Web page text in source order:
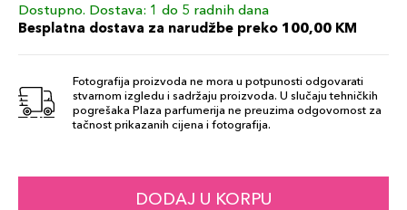
Dostupno. Dostava: 1 do 5 radnih dana
Besplatna dostava za narudžbe preko 100,00 KM
Fotografija proizvoda ne mora u potpunosti odgovarati
stvarnom izgledu i sadržaju proizvoda. U slučaju tehničkih
pogrešaka Plaza parfumerija ne preuzima odgovornost za
tačnost prikazanih cijena i fotografija.
DODAJ U KORPU